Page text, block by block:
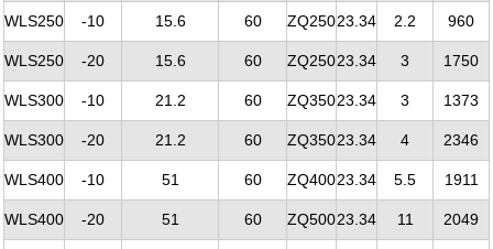
WLS250 -10 15.6 60 ZQ25023.34 2.2 960
WLS250 -20 15.6 60 ZQ25023.34 3 1750
WLS300 -10 21.2 60 ZQ35023.34 3 1373
WLS300 -20 21.2 60 ZQ35023.34 4 2346
WLS400 -10 51 60 ZQ40023.34 5.5 1911
WLS400 -20 51 60 ZQ50023.34 11 2049